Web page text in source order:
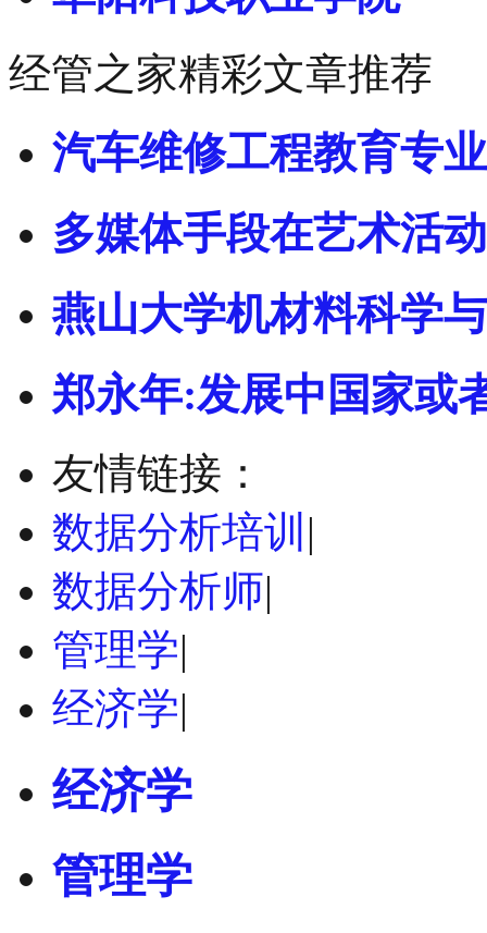
经管之家精彩文章推荐
汽车维修工程教育专
多媒体手段在艺术活
燕山大学机材料科学
郑永年:发展中国家或
友情链接：
数据分析培训 |
数据分析师|
管理学|
经济学|
经济学
管理学